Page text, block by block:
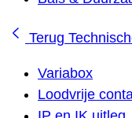
Terug
Variabox
Loodvrije